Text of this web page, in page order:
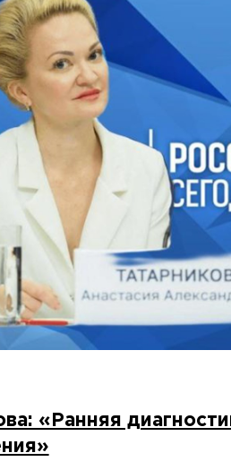
«Ранняя